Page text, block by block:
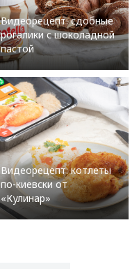
Видеорецепт: сдобные
рогалики с шоколадной
пастой
Видеорецепт: котлеты
по-киевски от
«Кулинар»